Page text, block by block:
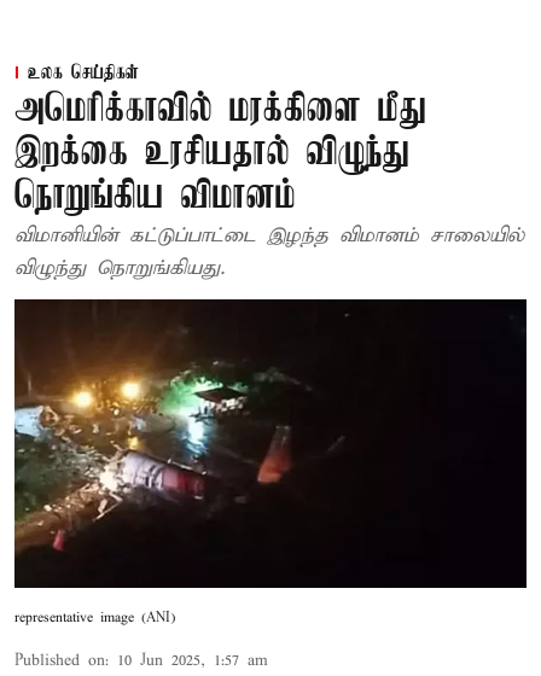
உலக செய்திகள்
அமெரிக்காவில் மரக்கிளை மீது
இறக்கை உரசியதால் விழுந்து
நொறுங்கிய விமானம்
விமானியின் கட்டுப்பாட்டை இழந்த விமானம் சாலையில்
விழுந்து நொறுங்கியது.
representative image (ANI)
Published on: 10 Jun 2025, 1:57 am